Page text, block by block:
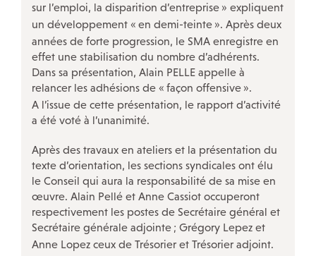
Le projet Respectées
Travailleurs «sans papiers»
Nos rencontres InfoDroit et Infoplus
Discriminations
Travail du dimanche
Conseil des générations futures
QUI FAIT QUOI
L’inspection du travail
sur l’emploi, la disparition d’entreprise » expliquent
un développement « en demi-teinte ». Après deux
années de forte progression, le SMA enregistre en
effet une stabilisation du nombre d’adhérents.
Dans sa présentation, Alain PELLE appelle à
relancer les adhésions de « façon offensive ».
A l’issue de cette présentation, le rapport d’activité
a été voté à l’unanimité.
Après des travaux en ateliers et la présentation du
texte d’orientation, les sections syndicales ont élu
le Conseil qui aura la responsabilité de sa mise en
œuvre. Alain Pellé et Anne Cassiot occuperont
respectivement les postes de Secrétaire général et
Secrétaire générale adjointe ; Grégory Lepez et
Anne Lopez ceux de Trésorier et Trésorier adjoint.